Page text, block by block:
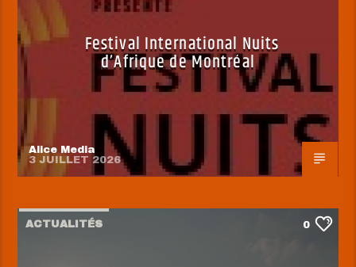
Festival International Nuits
d’Afrique de Montréal
Alice Media
3 JUILLET 2026
ACTUALITÉS 0